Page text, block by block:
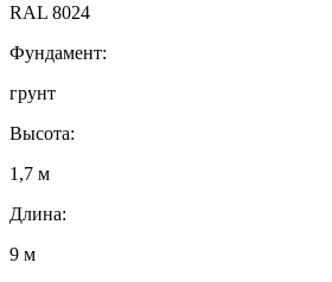
RAL 8024
Фундамент:
грунт
Высота:
1,7 м
Длина:
9 м